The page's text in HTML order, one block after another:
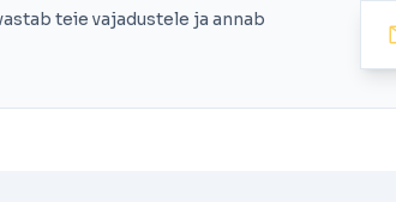
teie vajadustele ja annab